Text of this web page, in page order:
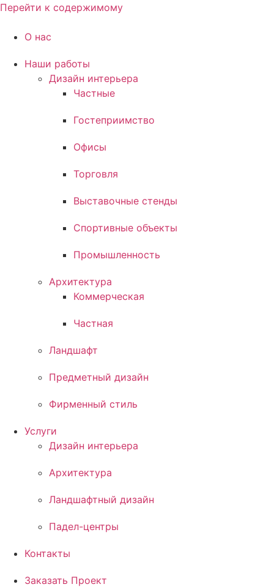
Перейти к содержимому
О нас
Наши работы
Дизайн интерьера
Частные
Гостеприимство
Офисы
Торговля
Выставочные стенды
Спортивные объекты
Промышленность
Архитектура
Коммерческая
Частная
Ландшафт
Предметный дизайн
Фирменный стиль
Услуги
Дизайн интерьера
Архитектура
Ландшафтный дизайн
Падел-центры
Контакты
Заказать Проект